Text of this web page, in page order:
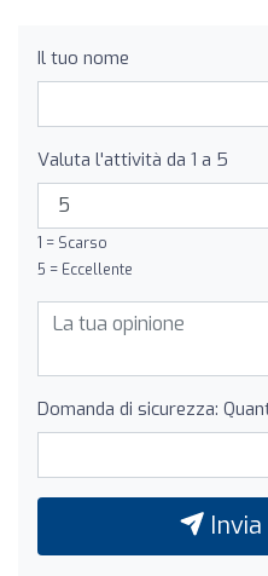
Il tuo nome
Valuta l'attività da 1 a 5
1 = Scarso
5 = Eccellente
Domanda di sicurezza: